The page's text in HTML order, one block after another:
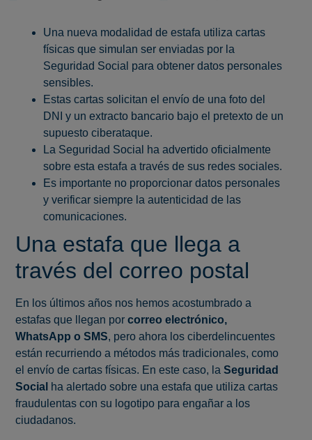
Una nueva modalidad de estafa utiliza cartas
físicas que simulan ser enviadas por la
Seguridad Social para obtener datos personales
sensibles.
Estas cartas solicitan el envío de una foto del
DNI y un extracto bancario bajo el pretexto de un
supuesto ciberataque.
La Seguridad Social ha advertido oficialmente
sobre esta estafa a través de sus redes sociales.
Es importante no proporcionar datos personales
y verificar siempre la autenticidad de las
comunicaciones.
Una estafa que llega a
través del correo postal
En los últimos años nos hemos acostumbrado a
estafas que llegan por correo electrónico,
WhatsApp o SMS, pero ahora los ciberdelincuentes
están recurriendo a métodos más tradicionales, como
el envío de cartas físicas. En este caso, la Seguridad
Social ha alertado sobre una estafa que utiliza cartas
fraudulentas con su logotipo para engañar a los
ciudadanos.